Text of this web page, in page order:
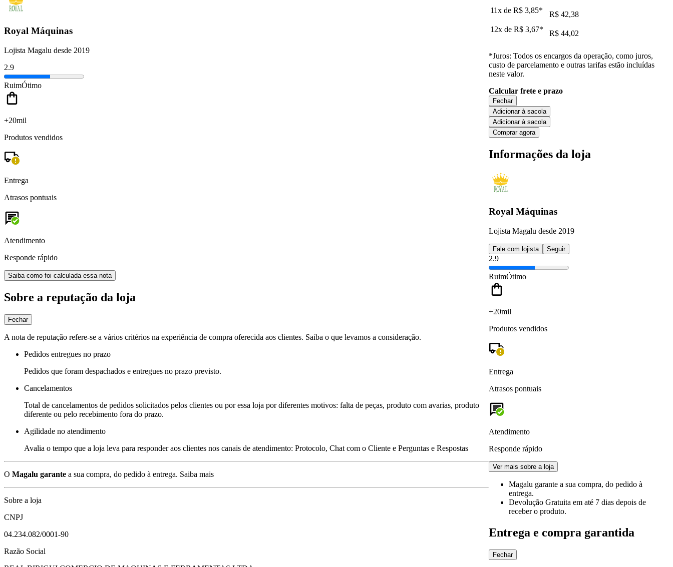
Royal Máquinas
Lojista Magalu desde 2019
2.9
RuimÓtimo
+20mil
Produtos vendidos
Entrega
Atrasos pontuais
Atendimento
Responde rápido
Saiba como foi calculada essa nota
Sobre a reputação da loja
Fechar
A nota de reputação refere-se a vários critérios na experiência de compra oferecida aos clientes. Saiba o que levamos a consideração.
Pedidos entregues no prazo
Pedidos que foram despachados e entregues no prazo previsto.
Cancelamentos
Total de cancelamentos de pedidos solicitados pelos clientes ou por essa loja por diferentes motivos: falta de peças, produto com avarias, produto
diferente ou pelo recebimento fora do prazo.
Agilidade no atendimento
Avalia o tempo que a loja leva para responder aos clientes nos canais de atendimento: Protocolo, Chat com o Cliente e Perguntas e Respostas
O Magalu garante a sua compra, do pedido à entrega. Saiba mais
Sobre a loja
CNPJ
04.234.082/0001-90
Razão Social
11x de R$ 3,85*
R$ 42,38
12x de R$ 3,67* R$ 44,02
*Juros: Todos os encargos da operação, como juros,
custo de parcelamento e outras tarifas estão incluídas
neste valor.
Calcular frete e prazo
Fechar
Adicionar à sacola
Adicionar à sacola
Comprar agora
Informações da loja
Royal Máquinas
Lojista Magalu desde 2019
Fale com lojista Seguir
2.9
RuimÓtimo
+20mil
Produtos vendidos
Entrega
Atrasos pontuais
Atendimento
Responde rápido
Ver mais sobre a loja
Magalu garante a sua compra, do pedido à
entrega.
Devolução Gratuita em até 7 dias depois de
receber o produto.
Entrega e compra garantida
Fechar